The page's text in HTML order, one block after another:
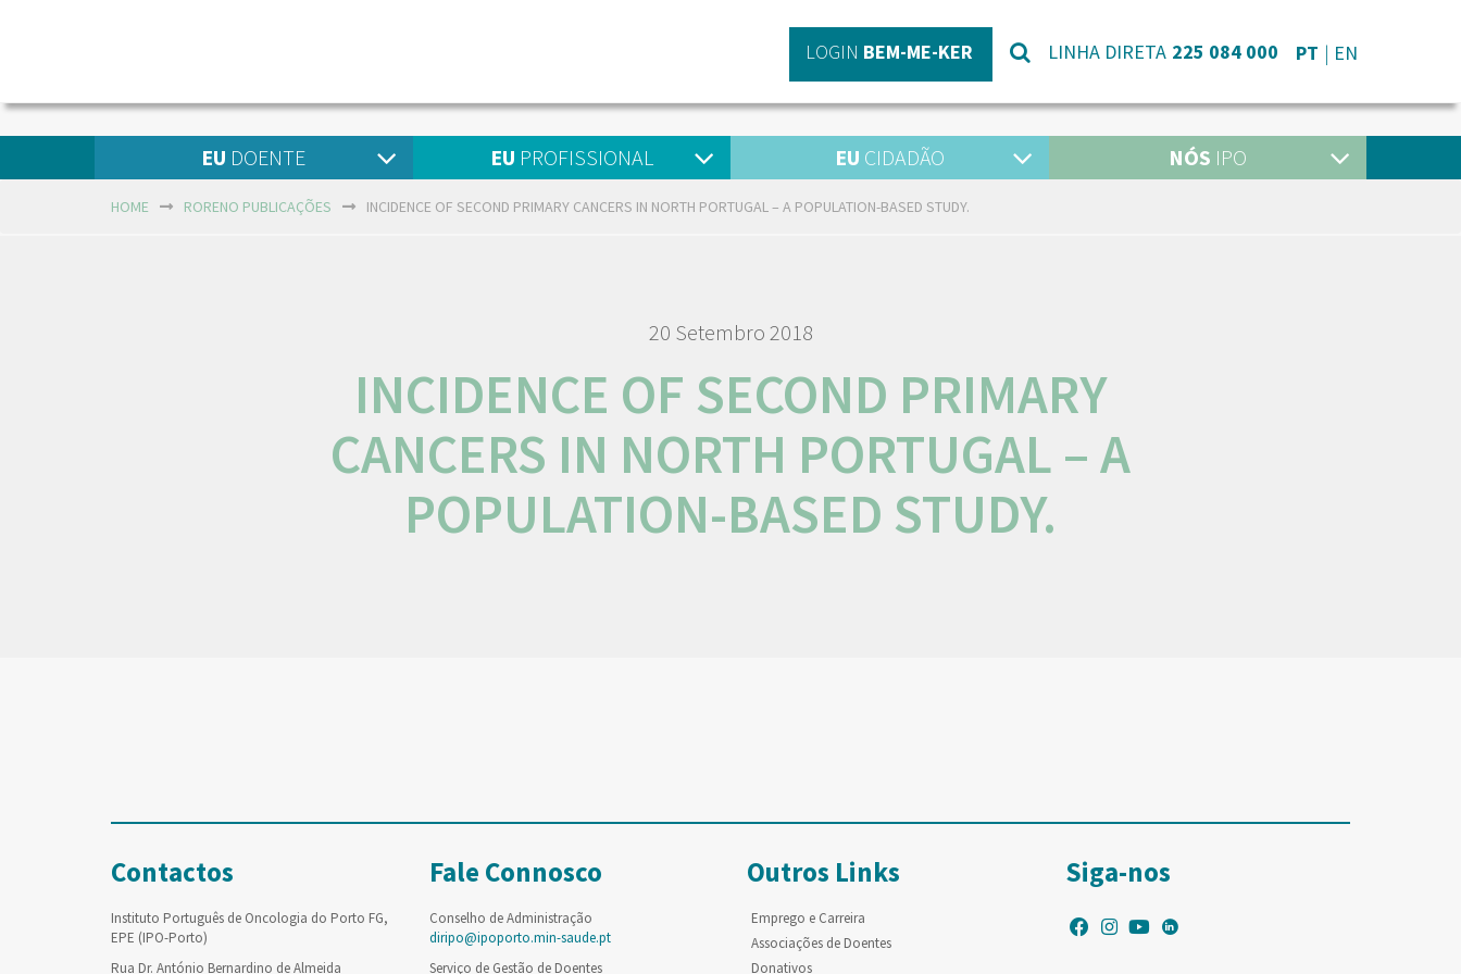
LOGIN BEM-ME-KER LINHA DIRETA 225 084 000 PT EN
EU DOENTE EU PROFISSIONAL EU CIDADÃO NÓS IPO
HOME RORENO PUBLICAÇÕES INCIDENCE OF SECOND PRIMARY CANCERS IN NORTH PORTUGAL – A POPULATION-BASED STUDY.
20 Setembro 2018
INCIDENCE OF SECOND PRIMARY
CANCERS IN NORTH PORTUGAL – A
POPULATION-BASED STUDY.
Contactos
Instituto Português de Oncologia do Porto FG,
EPE (IPO-Porto)
Rua Dr. António Bernardino de Almeida
Fale Connosco
Conselho de Administração
diripo@ipoporto.min-saude.pt
Serviço de Gestão de Doentes
Outros Links
Emprego e Carreira
Associações de Doentes
Donativos
Siga-nos